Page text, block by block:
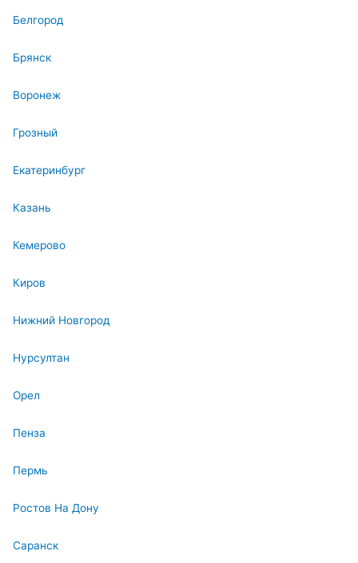
Белгород
Брянск
Воронеж
Грозный
Екатеринбург
Казань
Кемерово
Киров
Нижний Новгород
Нурсултан
Орел
Пенза
Пермь
Ростов На Дону
Саранск